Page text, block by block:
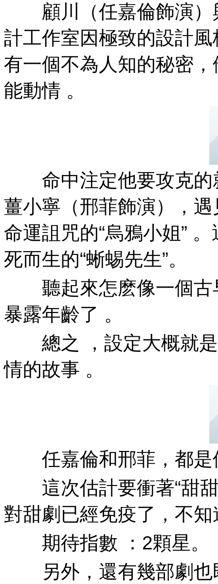
顧川（任嘉倫飾演）
計工作室因極致的設計風
有一個不為人知的秘密，
能動情 。
命中注定他要攻克的
薑小寧（邢菲飾演） ，
命運詛咒的“烏鴉小姐” 
死而生的“蜥蜴先生”。
聽起來怎麽像一個古早
暴露年齡了 。
總之  ，設定大概就
情的故事 。
任嘉倫和邢菲，都是
這次估計要衝著“甜甜甜
對甜劇已經免疫了，不知
期待指數 ：2顆星。
另外，還有幾部劇也